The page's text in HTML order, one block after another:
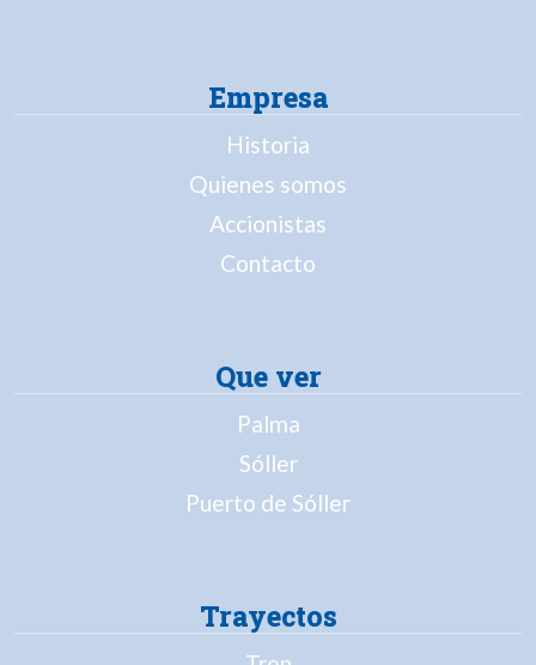
Empresa
Historia
Quienes somos
Accionistas
Contacto
Que ver
Palma
Sóller
Puerto de Sóller
Trayectos